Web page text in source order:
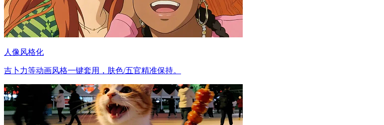
人像风格化
吉卜力等动画风格一键套用，肤色/五官精准保持。